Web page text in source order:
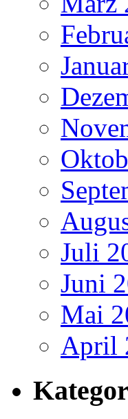
Juli
Juni
Mai
April